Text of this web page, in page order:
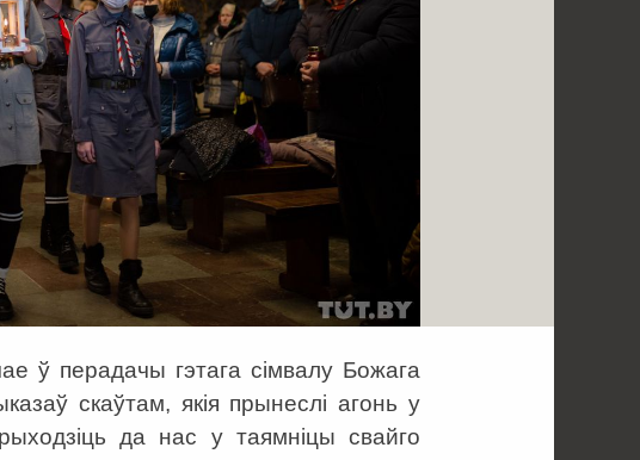
ў перадачы гэтага сімвалу Божага
скаўтам, якія прынеслі агонь у
да нас у таямніцы свайго